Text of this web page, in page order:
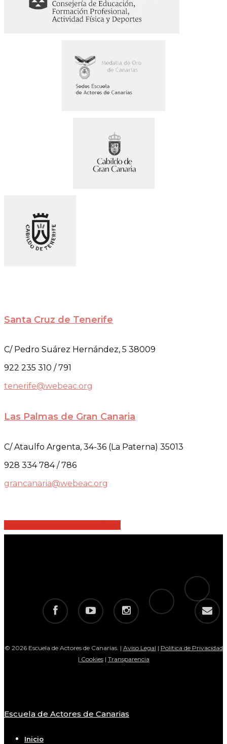
Santa Cruz de Tenerife
C/ Pedro Suárez Hernández, 5 38009
922 235 310 / 791
tenerife@webeac.org
Las Palmas de Gran Canaria
C/ Ataulfo Argenta, 34-36 (La Paterna) 35013
928 334 784 / 786
grancanaria@webeac.org
facebook youtube instagram
telegram
tiktok
email
© 2026 Escuela de Actores de Canarias. | Aviso Legal | Política de Privacidad
| Cookies| Transparencia
Close
Escuela de Actores de Canarias
Inicio